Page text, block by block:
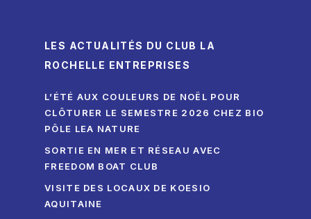
LES ACTUALITÉS DU CLUB LA
ROCHELLE ENTREPRISES
L’ÉTÉ AUX COULEURS DE NOËL POUR
CLÔTURER LE SEMESTRE 2026 CHEZ BIO
PÔLE LEA NATURE
SORTIE EN MER ET RÉSEAU AVEC
FREEDOM BOAT CLUB
VISITE DES LOCAUX DE KOESIO
AQUITAINE